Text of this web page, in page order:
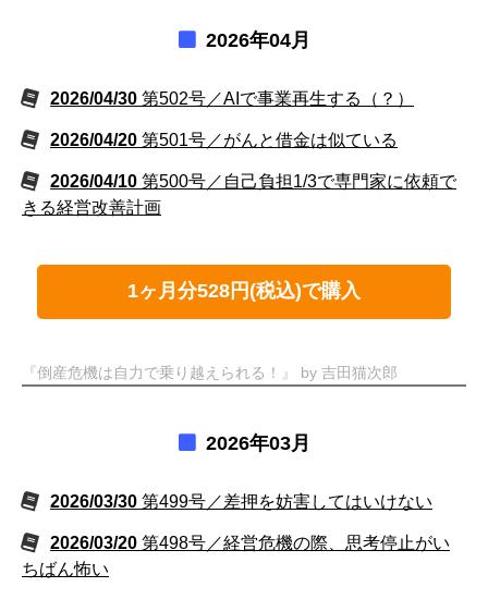
2026年04月
2026/04/30 第502号／AIで事業再生する（？）
2026/04/20 第501号／がんと借金は似ている
2026/04/10 第500号／自己負担1/3で専門家に依頼で
きる経営改善計画
1ヶ月分528円(税込)で購入
『倒産危機は自力で乗り越えられる！』 by 吉田猫次郎
2026年03月
2026/03/30 第499号／差押を妨害してはいけない
2026/03/20 第498号／経営危機の際、思考停止がい
ちばん怖い